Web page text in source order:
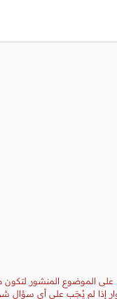
الموضوع المنشور
إذا لم يُجَب على أي سؤال